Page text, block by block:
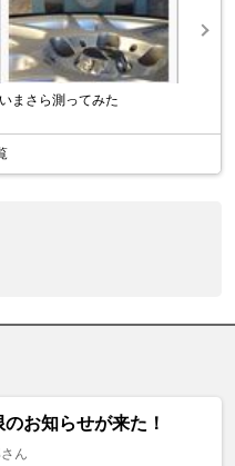
いまさら測ってみた
お知らせが来た！
ん